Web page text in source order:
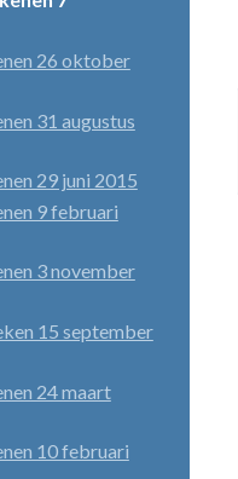
26 oktober
31 augustus
29 juni 2015
9 februari
3 november
15 september
24 maart
10 februari